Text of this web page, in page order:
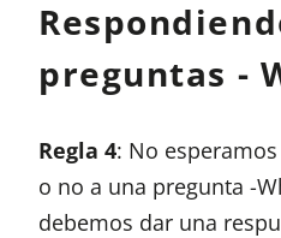
preguntas -
Regla 4: No
o no a una pregunta -
debemos dar una